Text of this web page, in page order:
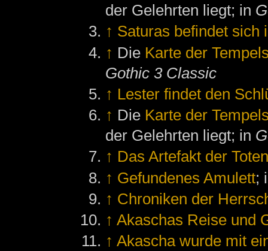
der Gelehrten liegt; in
↑ Saturas befindet sich
↑ Die Karte der
Gothic 3 Classic
↑ Lester findet den
↑ Die Karte der
der Gelehrten liegt; in
↑ Das Artefakt der
↑ Gefundenes Amulett;
↑ Chroniken der
↑ Akaschas Reise und
↑ Akascha wurde mit